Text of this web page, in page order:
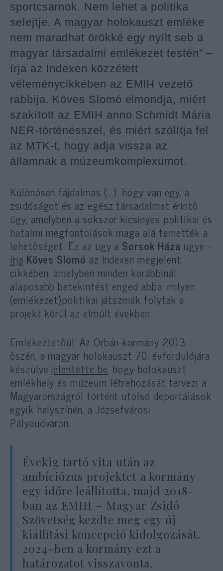
sportcsarnok. Nem lehet a politika
selejtje. A magyar holokauszt emléke
nem maradhat örökké egy nyílt seb a
magyar társadalmi emlékezet testén” –
írja az Indexen közzétett
véleménycikkében az EMIH vezető
rabbija. Köves Slomó elmondja, miért
szakított az EMIH anno Schmidt Mária
NER-történésszel, és miért szólítja fel
az MTK-t, hogy adja vissza az
államnak a múzeumkomplexumot.
Különösen fájdalmas (….), hogy van egy, a
zsidóságot és az egész társadalmat érintő
ügy, amelyben a sokszor kicsinyes politikai és
hatalmi megfontolások maga alá temették a
lehetőséget. Ez az ügy a Sorsok Háza ügye –
írja Köves Slomó az Indexen megjelent
cikkében, amelyben minden korábbinál
alaposabb betekintést enged abba, milyen
(emlékezet)politikai játszmák folytak a
projekt körül az elmúlt években.
Emlékeztetőül: Az Orbán-kormány 2013
őszén, a magyar holokauszt 70. évfordulójára
készülve jelentette be, hogy holokauszt
emlékhely és múzeum létrehozását tervezi a
Magyarországról történt utolsó deportálások
egyik helyszínén, a Józsefvárosi
Pályaudvaron.
Évekig tartó vita után az
ambíciózus projektet a kormány
egy időre leállította, majd 2018-
ban az EMIH – Magyar Zsidó
Szövetség kezdte meg egy új
kiállítási koncepció kidolgozását.
2024-ben a kormány ezt a
határozatot visszavonta.